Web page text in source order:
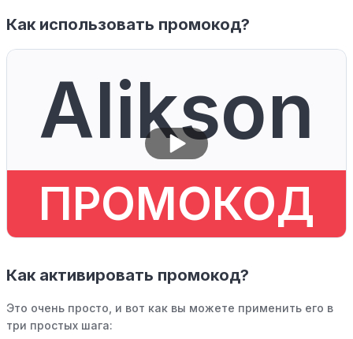
Как использовать промокод?
Alikson
ПРОМОКОД
Как активировать промокод?
Это очень просто, и вот как вы можете применить его в
три простых шага: